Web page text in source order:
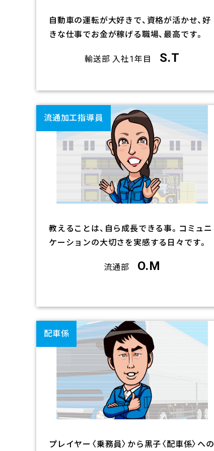
自動車の運転が大好きで、資格が活かせ、好
きな仕事でお金が稼げる職場、最高です。
輸送部 入社1年目 S.T
流通加工指導員
教えることは、自ら成長できる事。コミュニ
ケーションの大切さを実感する日々です。
流通部 O.M
ン
ク
配車係
プレイヤー〈乗務員〉から黒子〈配車係〉への